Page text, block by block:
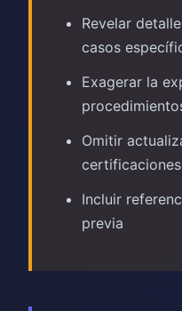
Revelar
casos
Exagerar la
Omitir
Incluir
previa